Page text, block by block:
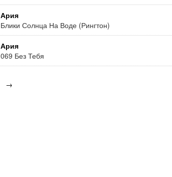
Ария
Блики Солнца На Воде (Рингтон)
Ария
069 Без Тебя
→